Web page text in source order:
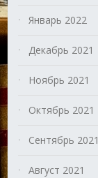
Январь 2022
Декабрь 2021
Ноябрь 2021
Октябрь 2021
Сентябрь 2021
Август 2021